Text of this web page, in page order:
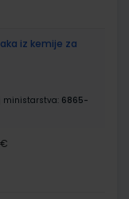
iz kemije za
ministarstva: 6865-